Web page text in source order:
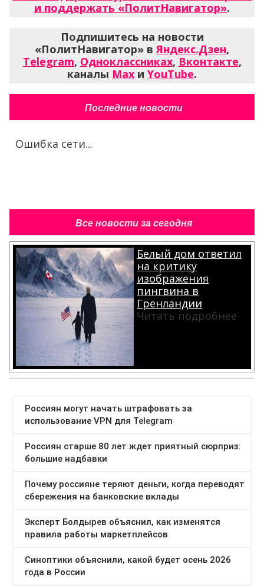
и поддержать «ПолитНавигатор».
Подпишитесь на новости
«ПолитНавигатор» вЯндекс.Дзен,
Telegram, Одноклассниках, Вконтакте,
каналы Max и YouTube.
Последние новости
Ошибка сети...
Все новости за сегодня
Белый дом ответил
на критику
изображения
пингвина в
Гренландии
Читать подробнее